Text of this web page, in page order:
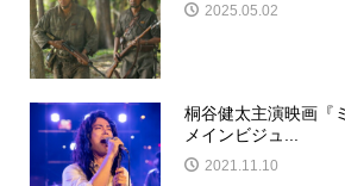
2025.05.02
桐谷健太主演映画『
メインビジュ...
2021.11.10